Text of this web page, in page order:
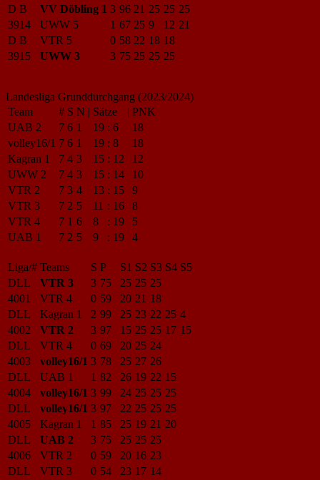
D B
VV Döbling 1 3 96 21 25 25 25
3914
UWW 5 1 67 25 9 12 21
D B
VTR 5 0 58 22 18 18
3915
UWW 3 3 75 25 25 25
Landesliga Grunddurchgang (2023/2024)
Team
# S N | Sätze | PNK
UAB 2
7 6 1 19 : 6
18
volley16/1 7 6 1 19 : 8
18
Kagran 1
7 4 3 15 : 12
12
UWW 2
7 4 3 15 : 14
10
VTR 2
7 3 4 13 : 15
9
VTR 3
7 2 5 11 : 16
8
VTR 4
7 1 6 8 : 19
5
UAB 1
7 2 5 9 : 19 4
Liga/# Teams S P S1 S2 S3 S4 S5
DLL
VTR 3 3 75 25 25 25
4001
VTR 4 0 59 20 21 18
DLL
Kagran 1 2 99 25 23 22 25 4
4002
VTR 2 3 97 15 25 25 17 15
DLL
VTR 4 0 69 20 25 24
4003
volley16/1 3 78 25 27 26
DLL
UAB 1 1 82 26 19 22 15
4004
volley16/1 3 99 24 25 25 25
DLL
volley16/1 3 97 22 25 25 25
4005
Kagran 1 1 85 25 19 21 20
DLL
UAB 2 3 75 25 25 25
4006
VTR 2 0 59 20 16 23
DLL
VTR 3 0 54 23 17 14